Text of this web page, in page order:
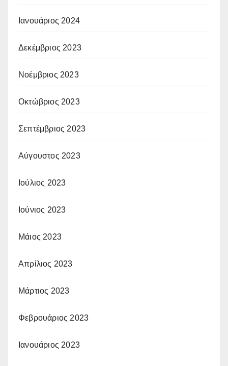
Ιανουάριος 2024
Δεκέμβριος 2023
Νοέμβριος 2023
Οκτώβριος 2023
Σεπτέμβριος 2023
Αύγουστος 2023
Ιούλιος 2023
Ιούνιος 2023
Μάιος 2023
Απρίλιος 2023
Μάρτιος 2023
Φεβρουάριος 2023
Ιανουάριος 2023